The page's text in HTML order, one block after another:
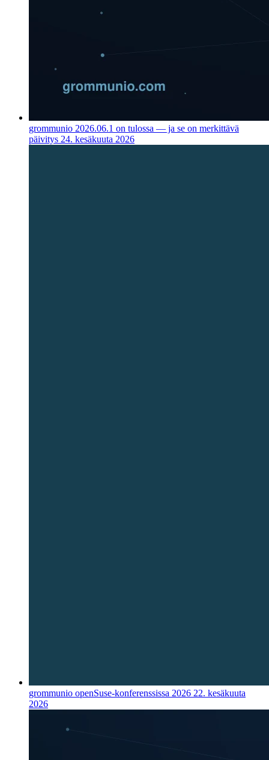
grommunio 2026.06.1 on tulossa — ja se on merkittävä
päivitys 24. kesäkuuta 2026
grommunio openSuse-konferenssissa 2026 22. kesäkuuta
2026